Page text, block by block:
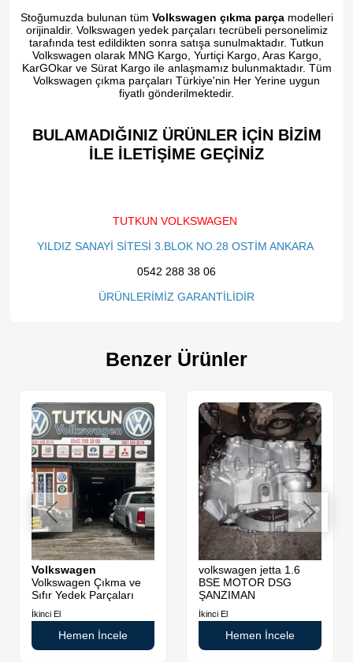
Stoğumuzda bulunan tüm Volkswagen çıkma parçamodelleri
orijinaldir. Volkswagen yedek parçaları tecrübeli personelimiz
tarafında test edildikten sonra satışa sunulmaktadır. Tutkun
Volkswagen olarak MNG Kargo, Yurtiçi Kargo, Aras Kargo,
KarGOkar ve Sürat Kargo ile anlaşmamız bulunmaktadır. Tüm
Volkswagen çıkma parçaları Türkiye'nin Her Yerine uygun
fiyatlı gönderilmektedir.
BULAMADIĞINIZ ÜRÜNLER İÇİN BİZİM
İLE İLETİŞİME GEÇİNİZ​
TUTKUN VOLKSWAGEN
YILDIZ SANAYİ SİTESİ 3.BLOK NO.28 OSTİM ANKARA
0542 288 38 06
ÜRÜNLERİMİZ GARANTİLİDİR
Benzer Ürünler
Volkswagen
Volkswagen Çıkma ve
Sıfır Yedek Parçaları
İkinci El
Hemen İncele
volkswagen jetta 1.6
BSE MOTOR DSG
ŞANZIMAN
İkinci El
Hemen İncele